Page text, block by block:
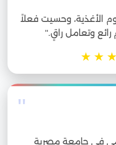
الأغذية، وحسيت فعلاً
رائع وتعامل راقٍ."
★
★
★
"
في جامعة مصرية